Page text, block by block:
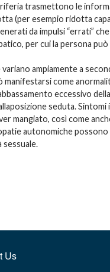
trasmettono le
(per esempio ridotta
da impulsi “errati”
per cui la persona
ampiamente a
come
eccessivo
seduta.
mangiato, così come
autonomiche
Us